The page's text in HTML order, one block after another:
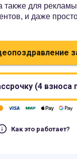
также для
и даже
(4 взноса
Как это работает?